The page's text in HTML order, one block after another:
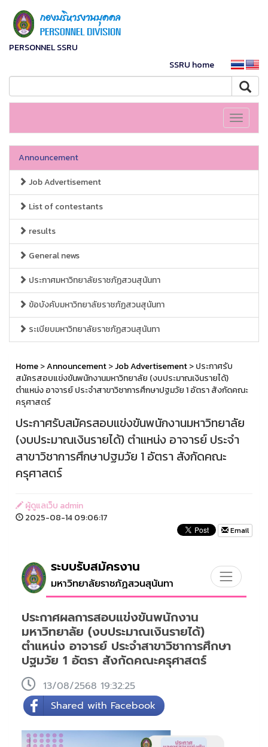
PERSONNEL SSRU
SSRU home
Toggle
Announcement
Job Advertisement
List of contestants
results
General news
ประกาศมหาวิทยาลัยราชภัฏสวนสุนันทา
ข้อบังคับมหาวิทยาลัยราชภัฏสวนสุนันทา
ระเบียบมหาวิทยาลัยราชภัฏสวนสุนันทา
Home>Announcement>Job Advertisement> ประกาศรับ
สมัครสอบแข่งขันพนักงานมหาวิทยาลัย (งบประมาณเงินรายได้)
ตำแหน่ง อาจารย์ ประจำสาขาวิชาการศึกษาปฐมวัย 1 อัตรา สังกัดคณะ
ครุศาสตร์
ประกาศรับสมัครสอบแข่งขันพนักงานมหาวิทยาลัย
(งบประมาณเงินรายได้) ตำแหน่ง อาจารย์ ประจำ
สาขาวิชาการศึกษาปฐมวัย 1 อัตรา สังกัดคณะ
ครุศาสตร์
ผู้ดูแลเว็บ admin
2025-08-14 09:06:17
Email